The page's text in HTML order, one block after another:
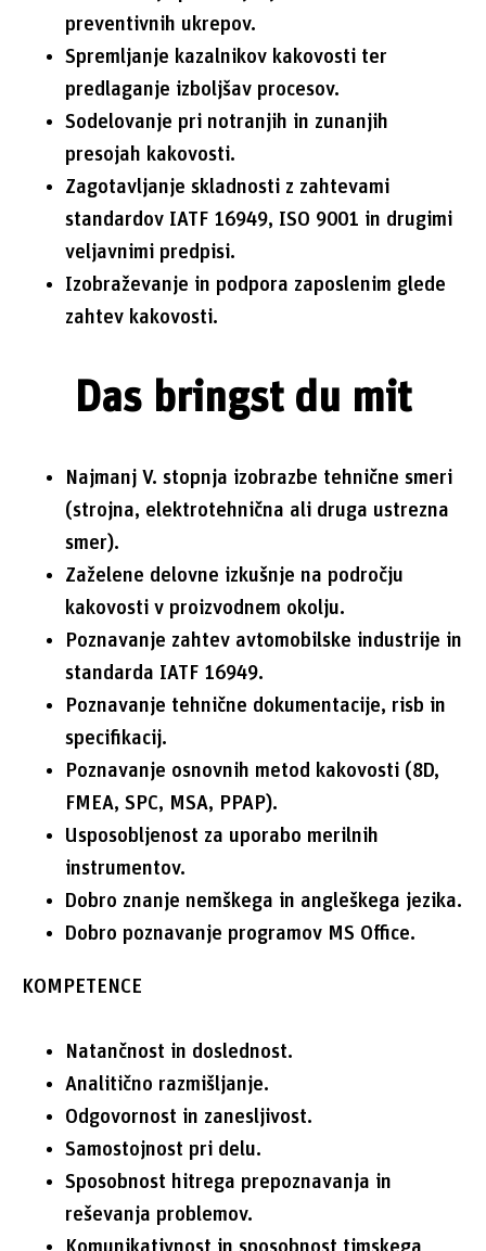
preventivnih ukrepov.
Spremljanje kazalnikov kakovosti ter
predlaganje izboljšav procesov.
Sodelovanje pri notranjih in zunanjih
presojah kakovosti.
Zagotavljanje skladnosti z zahtevami
standardov IATF 16949, ISO 9001 in drugimi
veljavnimi predpisi.
Izobraževanje in podpora zaposlenim glede
zahtev kakovosti.
Das bringst du mit
Najmanj V. stopnja izobrazbe tehnične smeri
(strojna, elektrotehnična ali druga ustrezna
smer).
Zaželene delovne izkušnje na področju
kakovosti v proizvodnem okolju.
Poznavanje zahtev avtomobilske industrije in
standarda IATF 16949.
Poznavanje tehnične dokumentacije, risb in
specifikacij.
Poznavanje osnovnih metod kakovosti (8D,
FMEA, SPC, MSA, PPAP).
Usposobljenost za uporabo merilnih
instrumentov.
Dobro znanje nemškega in angleškega jezika.
Dobro poznavanje programov MS Office.
KOMPETENCE
Natančnost in doslednost.
Analitično razmišljanje.
Odgovornost in zanesljivost.
Samostojnost pri delu.
Sposobnost hitrega prepoznavanja in
reševanja problemov.
Komunikativnost in sposobnost timskega